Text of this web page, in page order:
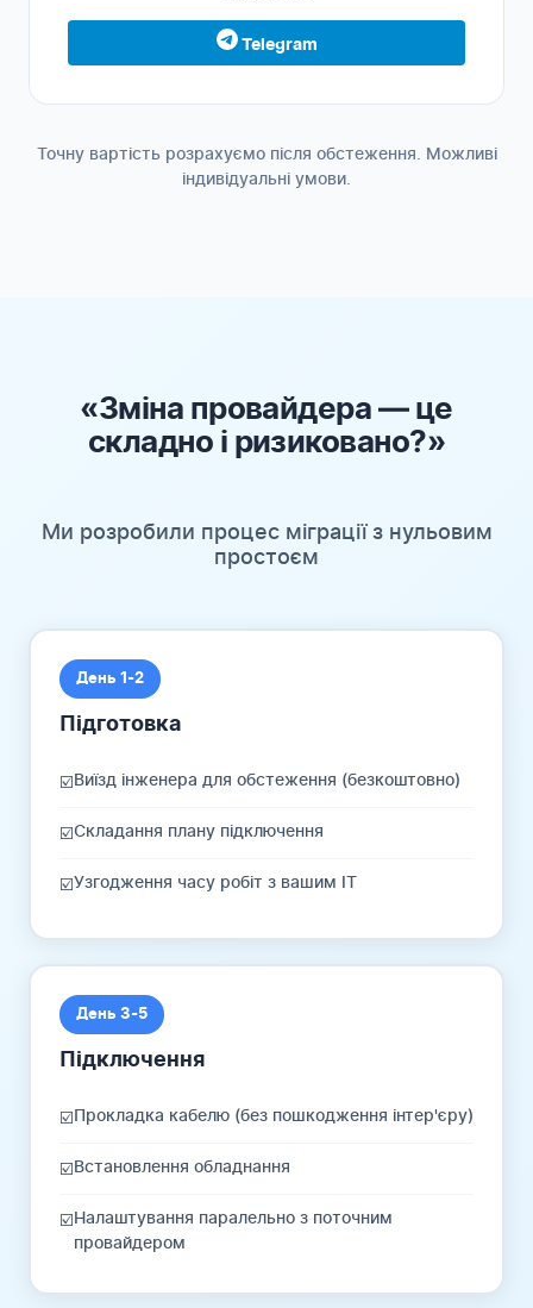
Telegram
Точну вартість розрахуємо після обстеження. Можливі
індивідуальні умови.
«Зміна провайдера — це
складно і ризиковано?»
Ми розробили процес міграції з нульовим
простоєм
День 1-2
Підготовка
☑️Виїзд інженера для обстеження (безкоштовно)
☑️Складання плану підключення
☑️Узгодження часу робіт з вашим IT
День 3-5
Підключення
☑️Прокладка кабелю (без пошкодження інтер'єру)
☑️Встановлення обладнання
☑️Налаштування паралельно з поточним
провайдером